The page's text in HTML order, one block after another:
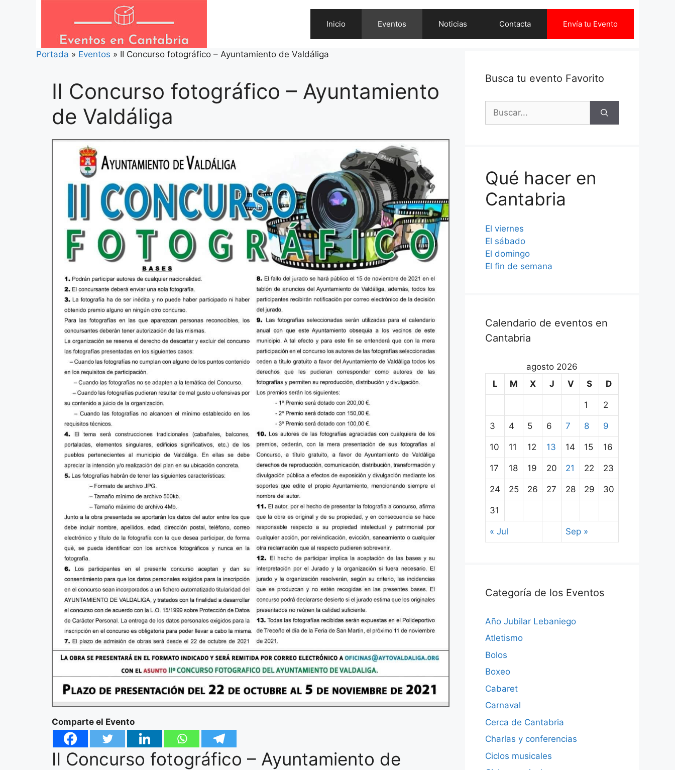
Inicio Eventos Noticias Contacta Envía tu Evento
Portada » Eventos » II Concurso fotográfico – Ayuntamiento de Valdáliga
II Concurso fotográfico – Ayuntamiento
de Valdáliga
Comparte el Evento
II Concurso fotográfico – Ayuntamiento de
Busca tu evento Favorito
Buscar:
Qué hacer en
Cantabria
El viernes
El sábado
El domingo
El fin de semana
Calendario de eventos en
Cantabria
agosto 2026
L
M X J V S D
1 2
3 4 5 6 7 8 9
10 11 12 13 14 15 16
17 18 19 20 21 22 23
24 25 26 27 28 29 30
31
« Jul Sep »
Categoría de los Eventos
Año Jubilar Lebaniego
Atletismo
Bolos
Boxeo
Cabaret
Carnaval
Cerca de Cantabria
Charlas y conferencias
Ciclos musicales